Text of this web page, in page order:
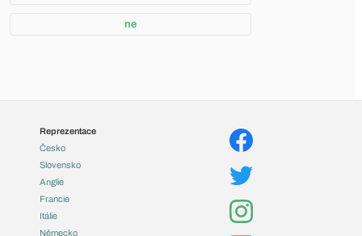
ne
Reprezentace
Česko
Slovensko
Anglie
Francie
Itálie
Německo
online
spolu s